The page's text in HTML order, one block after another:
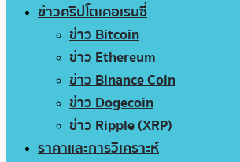
ข่าวคริปโตเคอเรนซี่
ข่าว Bitcoin
ข่าว Ethereum
ข่าว Binance Coin
ข่าว Dogecoin
ข่าว Ripple (XRP)
ราคาและการวิเคราะห์